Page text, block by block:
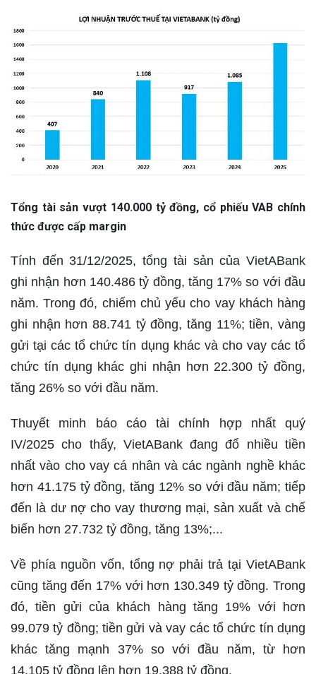
Tổng tài sản vượt 140.000 tỷ đồng, cổ phiếu VAB chính
thức được cấp margin
Tính đến 31/12/2025, tổng tài sản của VietABank
ghi nhận hơn 140.486 tỷ đồng, tăng 17% so với đầu
năm. Trong đó, chiếm chủ yếu cho vay khách hàng
ghi nhận hơn 88.741 tỷ đồng, tăng 11%; tiền, vàng
gửi tại các tổ chức tín dụng khác và cho vay các tổ
chức tín dụng khác ghi nhận hơn 22.300 tỷ đồng,
tăng 26% so với đầu năm.
Thuyết minh báo cáo tài chính hợp nhất quý
IV/2025 cho thấy, VietABank đang đổ nhiều tiền
nhất vào cho vay cá nhân và các ngành nghề khác
hơn 41.175 tỷ đồng, tăng 12% so với đầu năm; tiếp
đến là dư nợ cho vay thương mại, sản xuất và chế
biến hơn 27.732 tỷ đồng, tăng 13%;...
Về phía nguồn vốn, tổng nợ phải trả tại VietABank
cũng tăng đến 17% với hơn 130.349 tỷ đồng. Trong
đó, tiền gửi của khách hàng tăng 19% với hơn
99.079 tỷ đồng; tiền gửi và vay các tổ chức tín dụng
khác tăng mạnh 37% so với đầu năm, từ hơn
14.105 tỷ đồng lên hơn 19.388 tỷ đồng.